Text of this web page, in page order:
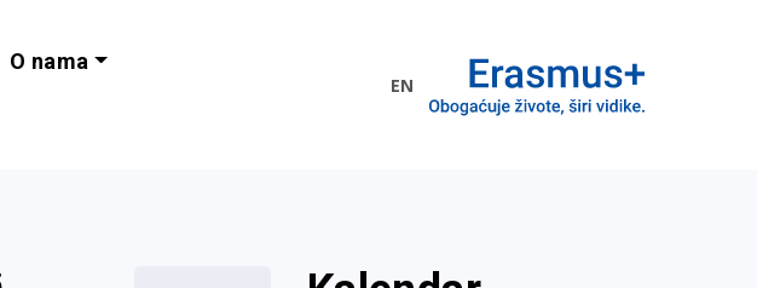
EU
O nama
EN